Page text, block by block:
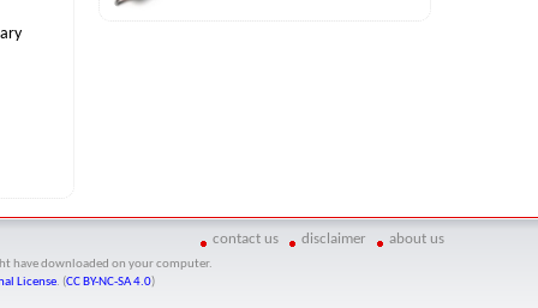
contact us disclaimer about us
have downloaded on your computer.
License. (CC BY-NC-SA 4.0)